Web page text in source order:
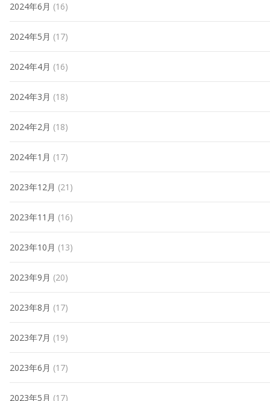
2024年6月 (16)
2024年5月 (17)
2024年4月 (16)
2024年3月 (18)
2024年2月 (18)
2024年1月 (17)
2023年12月 (21)
2023年11月 (16)
2023年10月 (13)
2023年9月 (20)
2023年8月 (17)
2023年7月 (19)
2023年6月 (17)
2023年5月 (17)